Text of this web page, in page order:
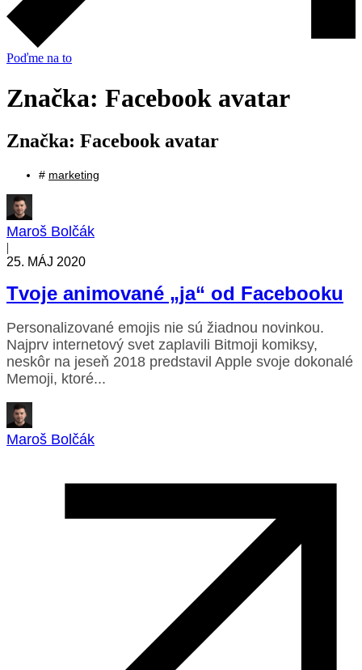
Poďme na to
Značka: Facebook avatar
Značka: Facebook avatar
# marketing
Maroš Bolčák
|
25. MÁJ 2020
Tvoje animované „ja“ od Facebooku
Personalizované emojis nie sú žiadnou novinkou.
Najprv internetový svet zaplavili Bitmoji komiksy,
neskôr na jeseň 2018 predstavil Apple svoje dokonalé
Memoji, ktoré...
Maroš Bolčák